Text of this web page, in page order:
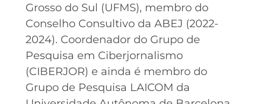
Grosso do Sul (UFMS), membro do
Conselho Consultivo da ABEJ (2022-
2024). Coordenador do Grupo de
Pesquisa em Ciberjornalismo
(CIBERJOR) e ainda é membro do
Grupo de Pesquisa LAICOM da